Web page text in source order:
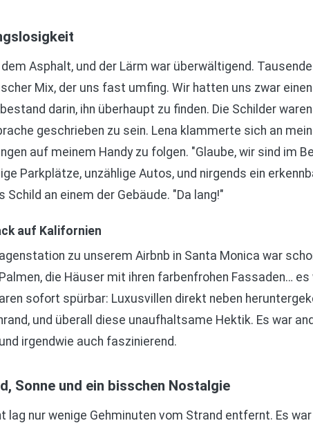
Asphalt, und der Lärm war überwältigend.
Mix, der uns fast umfing. Wir hatten uns zwar
darin, ihn überhaupt zu finden. Die Schilder
geschrieben zu sein. Lena klammerte sich an
auf meinem Handy zu folgen. "Glaube, wir sind im
Parkplätze, unzählige Autos, und nirgends ein
an einem der Gebäude. "Da lang!"
auf Kalifornien
zu unserem Airbnb in Santa Monica war
die Häuser mit ihren farbenfrohen Fassaden…
sofort spürbar: Luxusvillen direkt neben
und überall diese unaufhaltsame Hektik. Es war
irgendwie auch faszinierend.
Sonne und ein bisschen Nostalgie
lag nur wenige Gehminuten vom Strand entfernt. Es